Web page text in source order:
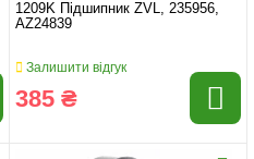
1209K Підшипник ZVL, 235956,
AZ24839
Залишити відгук
385 ₴